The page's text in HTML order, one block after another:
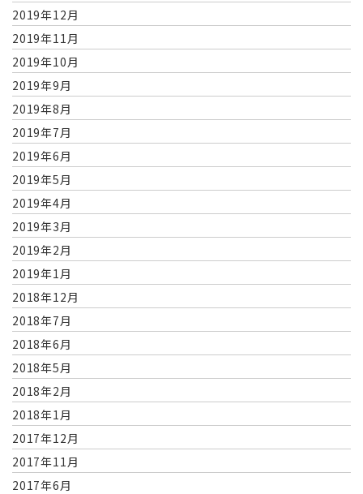
2019年12月
2019年11月
2019年10月
2019年9月
2019年8月
2019年7月
2019年6月
2019年5月
2019年4月
2019年3月
2019年2月
2019年1月
2018年12月
2018年7月
2018年6月
2018年5月
2018年2月
2018年1月
2017年12月
2017年11月
2017年6月